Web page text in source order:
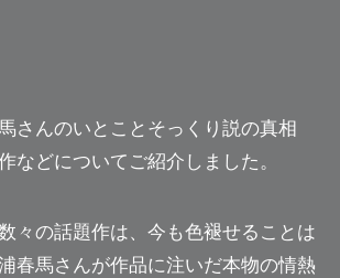
さんのいとことそっくり説の真相
などについてご紹介しました。
々の話題作は、今も色褪せることは
春馬さんが作品に注いだ本物の情熱